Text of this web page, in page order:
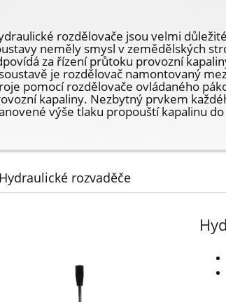
rozdělovače jsou velmi
neměly smysl v zemědělských
za řízení průtoku provozní
je rozdělovač namontovaný
pomocí rozdělovače ovládaného
kapaliny. Nezbytný prvkem
výše tlaku propouští kapalinu
Hydraulické rozvaděče